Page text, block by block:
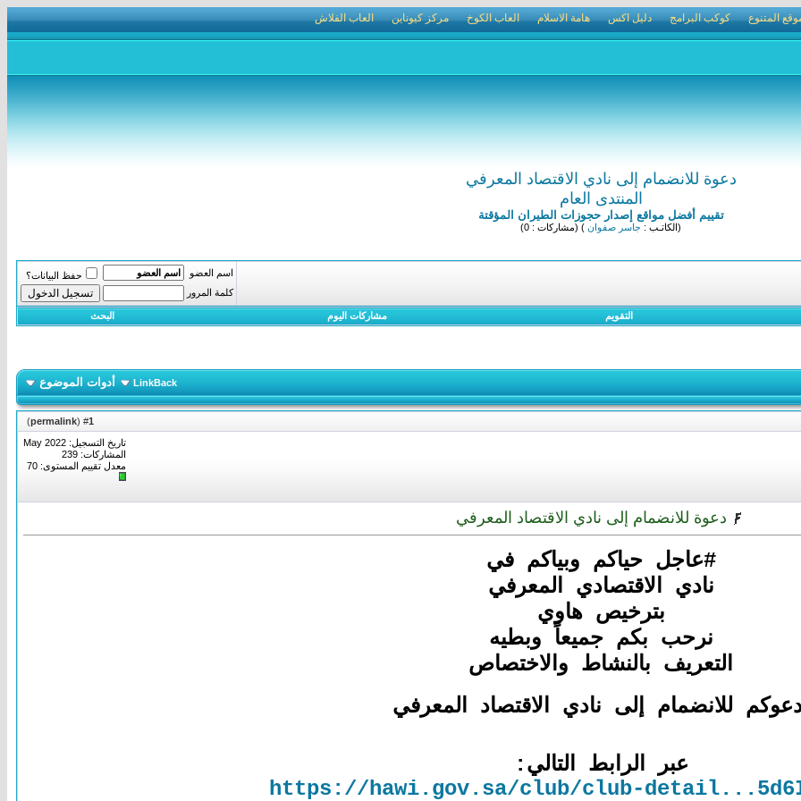
المتنوع كوكب البرامج دليل اكس هامة الاسلام العاب الكوخ مركز كيوناين العاب الفلاش
دعوة للانضمام إلى نادي الاقتصاد المعرفي
المنتدى العام
تقييم أفضل مواقع إصدار حجوزات الطيران المؤقتة
(الكاتـب : جاسر صفوان ) (مشاركات : 0)
اسم العضو
حفظ البيانات؟
كلمة المرور
التقويم مشاركات اليوم البحث
LinkBack أدوات الموضوع
1
(
permalink
)
تاريخ التسجيل: May 2022
المشاركات: 239
معدل تقييم المستوى: 70
دعوة للانضمام إلى نادي الاقتصاد المعرفي
#عاجل حياكم وبياكم في
نادي الاقتصادي المعرفي
بترخيص هاوي
نرحب بكم جميعاً وبطيه
التعريف بالنشاط والاختصاص
للانضمام إلى نادي الاقتصاد المعرفي
عبر الرابط التالي:
https://hawi.gov.sa/club/club-